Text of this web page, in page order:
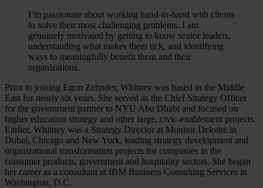
I’m passionate about working hand-in-hand with clients
to solve their most challenging problems. I am
genuinely motivated by getting to know senior leaders,
understanding what makes them tick, and identifying
ways to meaningfully benefit them and their
organizations.
Prior to joining Egon Zehnder, Whitney was based in the Middle
East for nearly six years. She served as the Chief Strategy Officer
for the government partner to NYU Abu Dhabi and focused on
higher education strategy and other large, civic-enablement projects.
Earlier, Whitney was a Strategy Director at Monitor Deloitte in
Dubai, Chicago and New York, leading strategy development and
organizational transformation projects for companies in the
consumer products, government and hospitality sectors. She began
her career as a consultant at IBM Business Consulting Services in
Washington, D.C.